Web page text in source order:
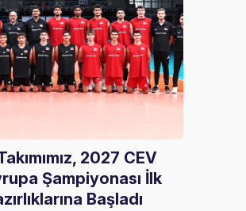
2027 CEV
Şampiyonası İlk
Başladı